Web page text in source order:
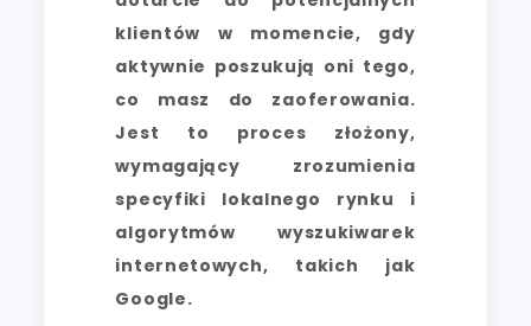
klientów w momencie, gdy
aktywnie poszukują oni tego,
co masz do zaoferowania.
Jest to proces złożony,
wymagający zrozumienia
specyfiki lokalnego rynku i
algorytmów wyszukiwarek
internetowych, takich jak
Google.